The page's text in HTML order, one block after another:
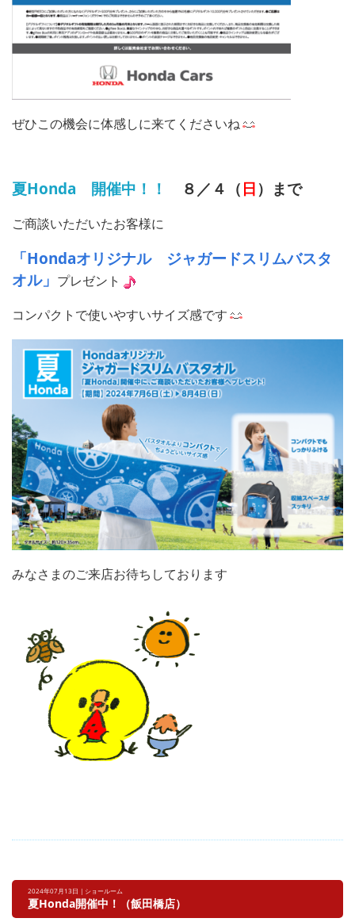
ぜひこの機会に体感しに来てくださいね
夏Honda 開催中！！ ８／４（ 日 ）まで
ご商談いただいたお客様に
「Hondaオリジナル ジャガードスリムバスタ
オル」 プレゼント
コンパクトで使いやすいサイズ感です
みなさまのご来店お待ちしております
2024年07月13日 | ショールーム
夏Honda開催中！（飯田橋店）